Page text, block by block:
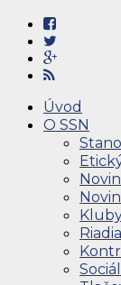
Úvod
O SSN